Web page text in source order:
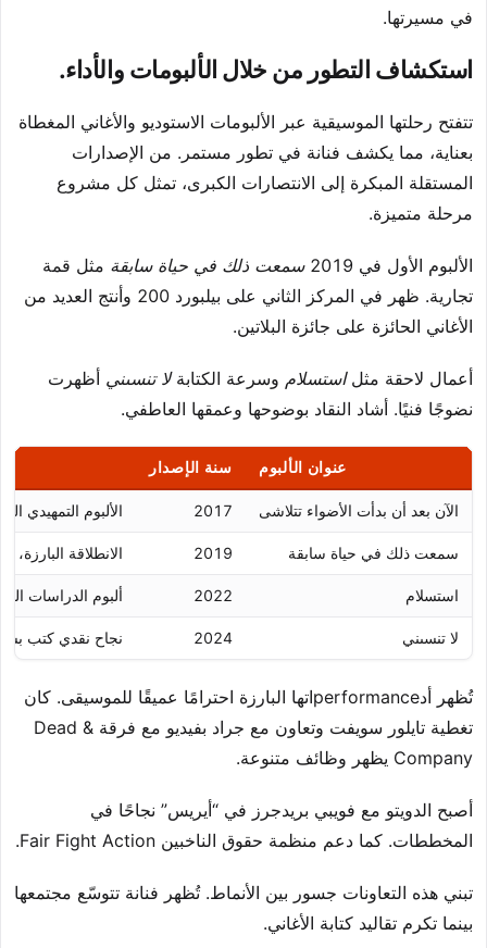
في مسيرتها.
استكشاف التطور من خلال الألبومات والأداء.
تتفتح رحلتها الموسيقية عبر الألبومات الاستوديو والأغاني المغطاة
بعناية، مما يكشف فنانة في تطور مستمر. من الإصدارات
المستقلة المبكرة إلى الانتصارات الكبرى، تمثل كل مشروع
مرحلة متميزة.
الألبوم الأول في 2019 سمعت ذلك في حياة سابقة مثل قمة
تجارية. ظهر في المركز الثاني على بيلبورد 200 وأنتج العديد من
الأغاني الحائزة على جائزة البلاتين.
أعمال لاحقة مثلاستسلام وسرعة الكتابةلا تنسىني أظهرت
نضوجًا فنيًا. أشاد النقاد بوضوحها وعمقها العاطفي.
عنوان الألبوم سنة الإصدار
الآن بعد أن بدأت الأضواء تتلاشى 2017 الألبوم التمهيدي
سمعت ذلك في حياة سابقة 2019 الانطلاقة البارزة، رقم 2 في
استسلام 2022 ألبوم الدراسات
لا تنسىني 2024 نجاح نقدي كتب
تُظهر أدperformanceاتها البارزة احترامًا عميقًا للموسيقى. كان
تغطية تايلور سويفت وتعاون مع جراد بفيديو مع فرقة Dead &
Company يظهر وظائف متنوعة.
أصبح الدويتو مع فويبي بريدجرز في “أيريس” نجاحًا في
المخططات. كما دعم منظمة حقوق الناخبين Fair Fight Action.
تبني هذه التعاونات جسور بين الأنماط. تُظهر فنانة تتوسّع مجتمعها
بينما تكرم تقاليد كتابة الأغاني.